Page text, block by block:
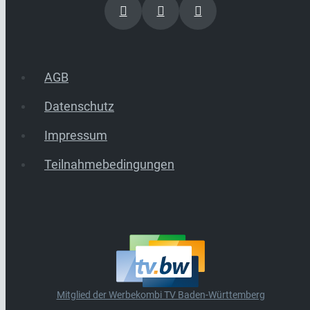
AGB
Datenschutz
Impressum
Teilnahmebedingungen
Mitglied der Werbekombi TV Baden-Württemberg